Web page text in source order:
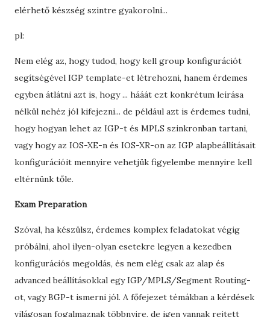
elérhető készség szintre gyakorolni...
pl:
Nem elég az, hogy tudod, hogy kell group konfigurációt
segítségével IGP template-et létrehozni, hanem érdemes
egyben átlátni azt is, hogy ... hááát ezt konkrétum leírása
nélkül nehéz jól kifejezni... de például azt is érdemes tudni,
hogy hogyan lehet az IGP-t és MPLS szinkronban tartani,
vagy hogy az IOS-XE-n és IOS-XR-on az IGP alapbeállításait
konfigurációit mennyire vehetjük figyelembe mennyire kell
eltérnünk tőle.
Exam Preparation
Szóval, ha készülsz, érdemes komplex feladatokat végig
próbálni, ahol ilyen-olyan esetekre legyen a kezedben
konfigurációs megoldás, és nem elég csak az alap és
advanced beállításokkal egy IGP/MPLS/Segment Routing-
ot, vagy BGP-t ismerni jól. A főfejezet témákban a kérdések
világosan fogalmaznak többnyire, de igen vannak rejtett